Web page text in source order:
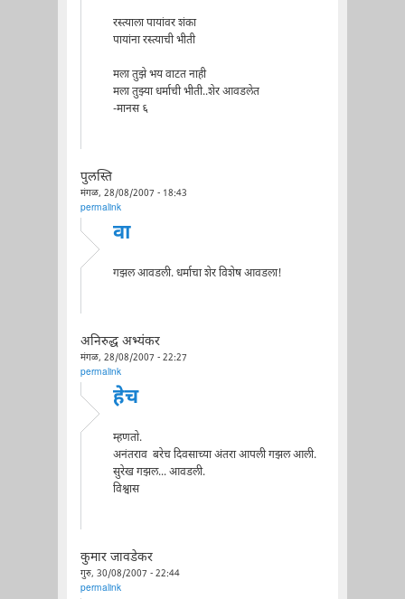
रस्त्याला पायांवर शंका
पायांना रस्त्याची भीती
मला तुझे भय वाटत नाही
मला तुझ्या धर्माची भीती..शेर आवडलेत
-मानस ६
पुलस्ति
मंगळ, 28/08/2007 - 18:43
permalink
वा
गझल आवडली. धर्माचा शेर विशेष आवडला!
अनिरुद्ध अभ्यंकर
मंगळ, 28/08/2007 - 22:27
permalink
हेच
म्हणतो.
अनंतराव बरेच दिवसाच्या अंतरा आपली गझल आली.
सुरेख गझल... आवडली.
विश्वास
कुमार जावडेकर
गुरु, 30/08/2007 - 22:44
permalink